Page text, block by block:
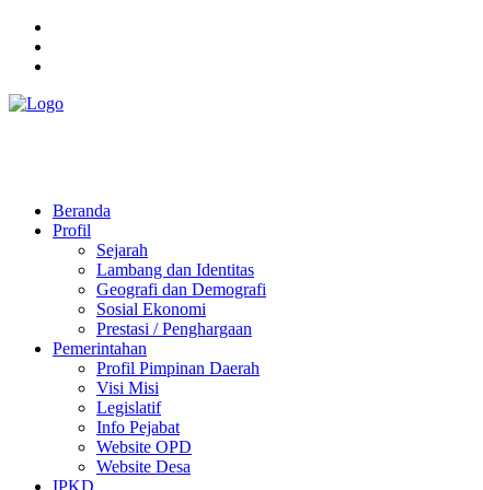
Beranda
Profil
Sejarah
Lambang dan Identitas
Geografi dan Demografi
Sosial Ekonomi
Prestasi / Penghargaan
Pemerintahan
Profil Pimpinan Daerah
Visi Misi
Legislatif
Info Pejabat
Website OPD
Website Desa
IPKD